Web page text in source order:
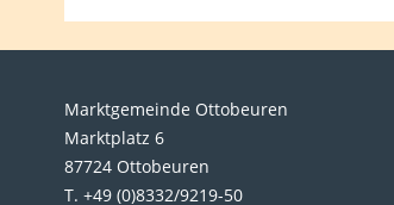
Marktgemeinde Ottobeuren
Marktplatz 6
87724 Ottobeuren
T. +49 (0)8332/9219-50